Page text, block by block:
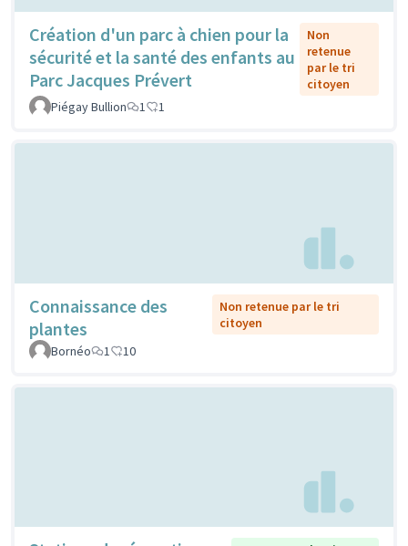
Création d'un parc à chien pour la
sécurité et la santé des enfants au
Parc Jacques Prévert
Non
retenue
par le tri
citoyen
Piégay Bullion
1 1
Connaissance des
plantes
Non retenue par le tri
citoyen
Bornéo
1 10